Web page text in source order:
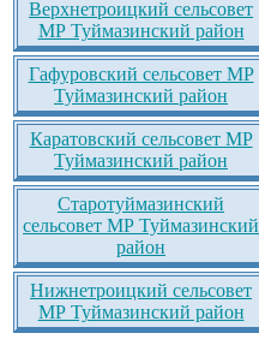
Верхнетроицкий сельсовет
МР Туймазинский район
Гафуровский сельсовет МР
Туймазинский район
Каратовский сельсовет МР
Туймазинский район
Старотуймазинский
сельсовет МР Туймазинский
район
Нижнетроицкий сельсовет
МР Туймазинский район